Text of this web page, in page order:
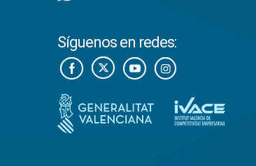
Síguenos en redes: